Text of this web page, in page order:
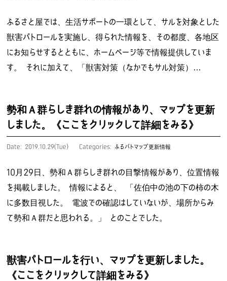
ふるさと屋では、生活サポートの一環として、サルを対象とした
獣害パトロールを実施し、得られた情報を、その都度、各地区
にお知らせするとともに、ホームページ等で情報提供していま
す。 それに加えて、「獣害対策（なかでもサル対策）…
勢和Ａ群らしき群れの情報があり、マップを更新
しました。《ここをクリックして詳細をみる》
Date: 2019.10.29(Tue) Categories:ふるパトマップ更新情報
10月29日、勢和Ａ群らしき群れの目撃情報があり、位置情報
を掲載しました。 情報によると、 「佐伯中の池の下の柿の木
に多数目視した。 電波での確認はしていないが、場所からみ
て勢和Ａ群だと思われる。」 とのことでした。
獣害パトロールを行い、マップを更新しました。
《ここをクリックして詳細をみる》